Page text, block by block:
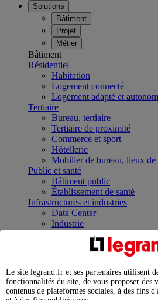
Solutions
Bâtiment
Projet
Métier
Bâtiment
Résidentiel
Habitation
Logement connecté
Logement adapté et
Tertiaire
Bureau, tertiaire
Tertiaire de proximité
Commerce et sport
Hôtellerie
Mobilier de bureau, lieux de
Public et santé
Bâtiment public
Établissement de santé
Infrastructures et industries
Data Center
Industrie
Infrastructures
Contrôler et planifier le
Répartir et optimiser son
Legrand Data Center
expertises au service de vos
Le site legrand.fr et ses partenaires utilisent
fonctionnalités du site, de vous proposer des
contenus de plateformes sociales, à des fins